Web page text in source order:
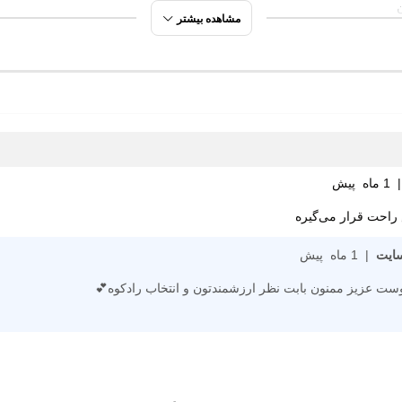
گردی
مشاهده بیشتر
| 1 ماه پیش
راحت قرار می‌گیره
| 1 ماه پیش
عزیز ممنون بابت نظر ارزشمندتون و انتخاب رادکوه💕